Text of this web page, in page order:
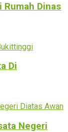
Dinas
Di
Negeri